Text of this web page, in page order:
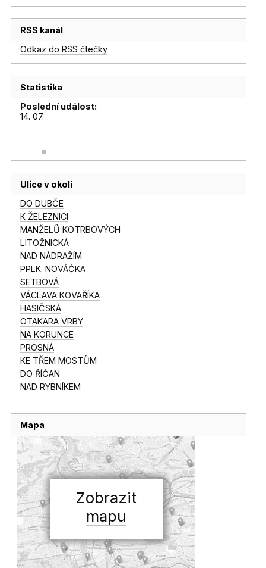
RSS kanál
Odkaz do RSS čtečky
Statistika
Poslední událost:
14. 07.
Ulice v okolí
DO DUBČE
K ŽELEZNICI
MANŽELŮ KOTRBOVÝCH
LITOŽNICKÁ
NAD NÁDRAŽÍM
PPLK. NOVÁČKA
SETBOVÁ
VÁCLAVA KOVAŘÍKA
HASIČSKÁ
OTAKARA VRBY
NA KORUNCE
PROSNÁ
KE TŘEM MOSTŮM
DO ŘÍČAN
NAD RYBNÍKEM
Mapa
Zobrazit
mapu